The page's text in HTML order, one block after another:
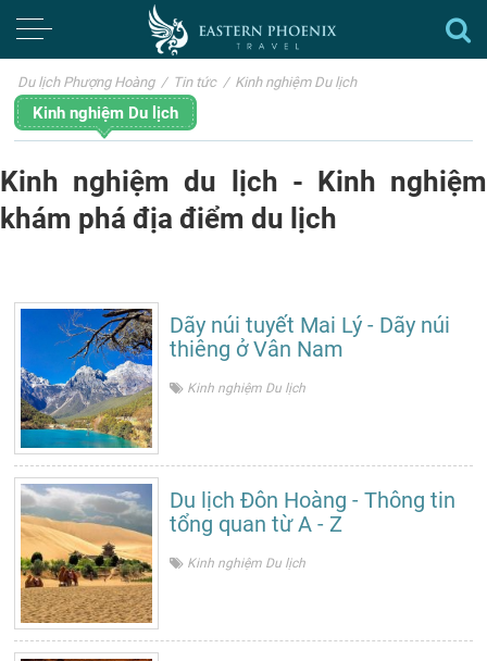
Du lịch Phượng Hoàng / Tin tức / Kinh nghiệm Du lịch
Kinh nghiệm Du lịch
Kinh nghiệm du lịch - Kinh nghiệm
khám phá địa điểm du lịch
Dãy núi tuyết Mai Lý - Dãy núi
thiêng ở Vân Nam
Kinh nghiệm Du lịch
Du lịch Đôn Hoàng - Thông tin
tổng quan từ A - Z
Kinh nghiệm Du lịch